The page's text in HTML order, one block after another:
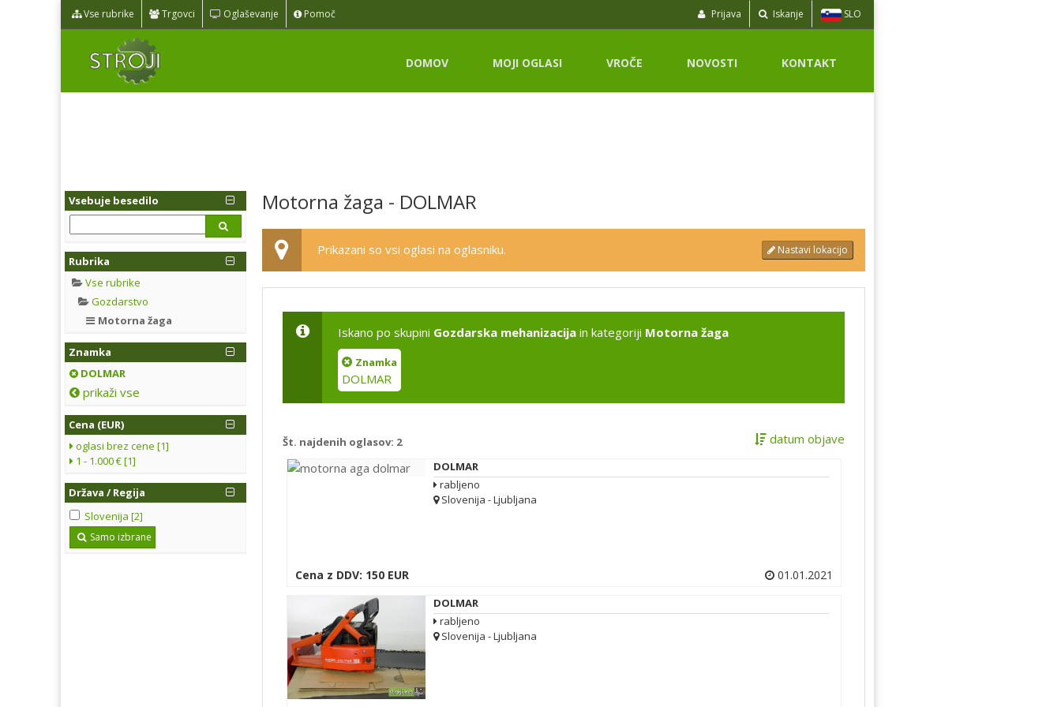
Vse rubrike Trgovci Oglaševanje Pomoč Prijava Iskanje SLO
DOMOV MOJI OGLASI VROČE NOVOSTI KONTAKT
Vsebuje besedilo
Rubrika
Vse rubrike
Gozdarstvo
Motorna žaga
Znamka
DOLMAR
prikaži vse
Cena (EUR)
oglasi brez cene [1]
1 - 1.000 € [1]
Država / Regija
Slovenija [2]
Samo izbrane
Motorna žaga - DOLMAR
Prikazani so vsi oglasi na oglasniku. Nastavi lokacijo
Iskano po skupini Gozdarska mehanizacija in kategoriji Motorna žaga
Znamka
DOLMAR
Št. najdenih oglasov: 2 datum objave
DOLMAR
rabljeno
Slovenija - Ljubljana
Cena z DDV: 150 EUR 01.01.2021
DOLMAR
rabljeno
Slovenija - Ljubljana